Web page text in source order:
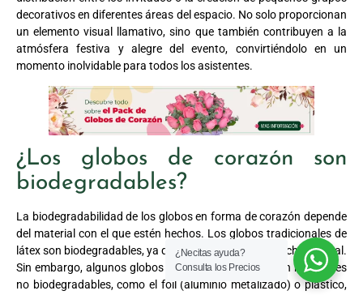
decorativos en diferentes áreas del espacio. No solo proporcionan
un elemento visual llamativo, sino que también contribuyen a la
atmósfera festiva y alegre del evento, convirtiéndolo en un
momento inolvidable para todos los asistentes.
¿Los globos de corazón son
biodegradables?
La biodegradabilidad de los globos en forma de corazón depende
del material con el que estén hechos. Los globos tradicionales de
látex son biodegradables, ya que están hechos de caucho natural.
Sin embargo, algunos globos también se fabrican con materiales
no biodegradables, como el foil (aluminio metalizado) o plástico,
¿Necitas ayuda?
Consulta los Precios